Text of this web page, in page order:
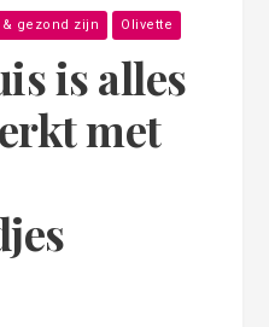
gezond zijn Olivette
is alles
met